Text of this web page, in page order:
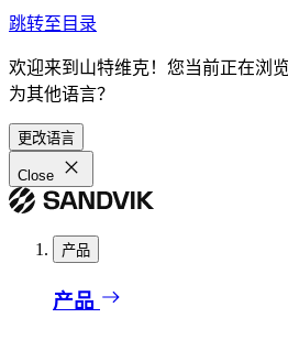
跳转至目录
欢迎来到山特维克！您当前正在浏
为其他语言？
更改语言
Close
产品
产品